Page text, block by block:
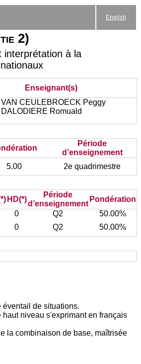
English
2)
interprétation à la
Enseignant(s)
VAN CEULEBROECK Peggy
DALODIERE Romuald
Période
d’enseignement
5.00 2e quadrimestre
HD(*)
Période
d’enseignement
Pondération
0 Q2
50.00%
0 Q2 50.00%
éventail de situations.
niveau s'exprimant en français
la combinaison de base, maîtrisée